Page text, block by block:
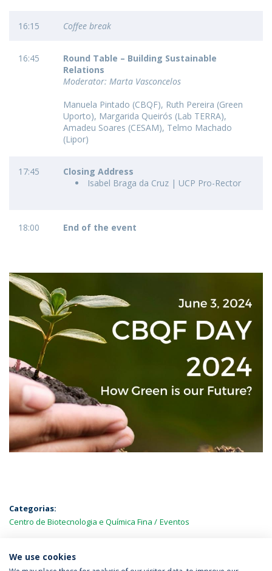
16:15 Coffee break
16:45
Round Table – Building Sustainable
Relations
Moderator: Marta Vasconcelos
Manuela Pintado (CBQF), Ruth Pereira (Green
Uporto), Margarida Queirós (Lab TERRA),
Amadeu Soares (CESAM), Telmo Machado
(Lipor)
17:45
Closing Address
Isabel Braga da Cruz | UCP Pro-Rector
18:00 End of the event
Categorias:
Centro de Biotecnologia e Química Fina
Eventos
MAIS NOTÍCIAS
We use cookies